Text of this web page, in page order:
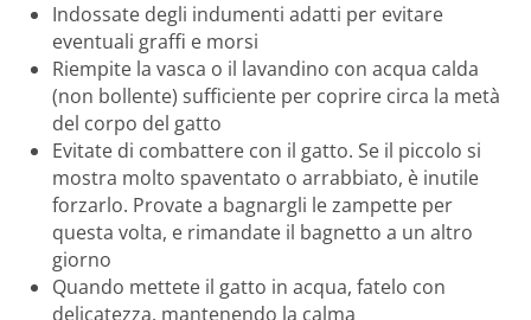
Indossate degli indumenti adatti per evitare
eventuali graffi e morsi
Riempite la vasca o il lavandino con acqua calda
(non bollente) sufficiente per coprire circa la metà
del corpo del gatto
Evitate di combattere con il gatto. Se il piccolo si
mostra molto spaventato o arrabbiato, è inutile
forzarlo. Provate a bagnargli le zampette per
questa volta, e rimandate il bagnetto a un altro
giorno
Quando mettete il gatto in acqua, fatelo con
delicatezza, mantenendo la calma